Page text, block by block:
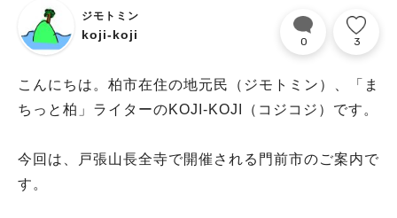
ジモトミン
koji-koji 0 3
こんにちは。柏市在住の地元民（ジモトミン）、「ま
ちっと柏」ライターのKOJI-KOJI（コジコジ）です。
今回は、戸張山長全寺で開催される門前市のご案内で
す。